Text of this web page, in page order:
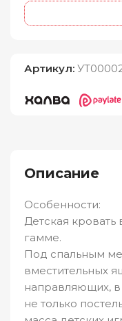
Артикул:
Описание
Особенности:
Детская
гамме.
Под спальным
вместительных
направляющих, в
не только